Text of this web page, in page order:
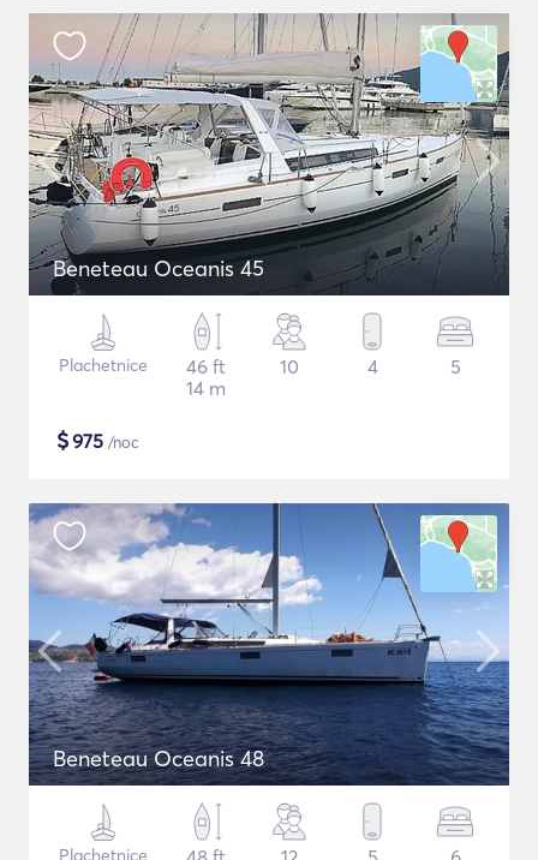
Beneteau Oceanis 45
Plachetnice
46 ft
14 m
10 4 5
$975 /noc
Beneteau Oceanis 48
Plachetnice